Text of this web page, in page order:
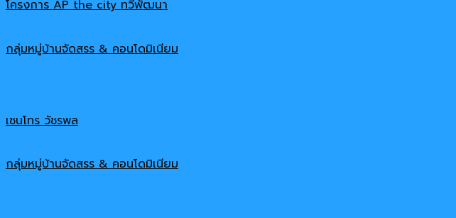
โครงการ AP the city ทวีพัฒนา
กลุ่มหมู่บ้านจัดสรร & คอนโดมิเนียม
เซนโทร วัชรพล
กลุ่มหมู่บ้านจัดสรร & คอนโดมิเนียม